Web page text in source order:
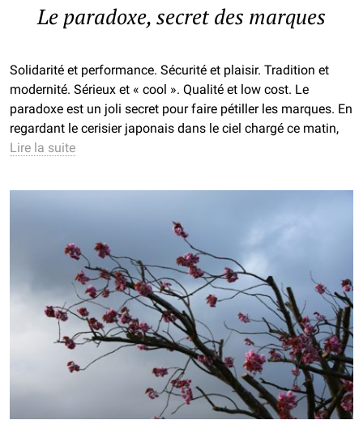
Le paradoxe, secret des marques
Solidarité et performance. Sécurité et plaisir. Tradition et
modernité. Sérieux et « cool ». Qualité et low cost. Le
paradoxe est un joli secret pour faire pétiller les marques. En
regardant le cerisier japonais dans le ciel chargé ce matin,
Lire la suite